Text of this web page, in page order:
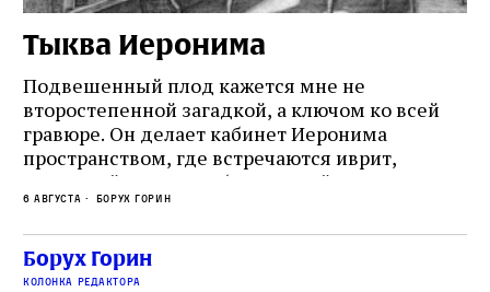
Тыква Иеронима
Подвешенный плод кажется мне не
второстепенной загадкой, а ключом ко всей
гравюре. Он делает кабинет Иеронима
пространством, где встречаются иврит,
греческий и латынь; буквальный смысл и
церковная традиция; филологическая
точность и понятность; переводчик,
убеждённый в необходимости исправления, и
читатель, воспринимающий исправление как
6 августа Борух Горин
Борух Горин
колонка редактора